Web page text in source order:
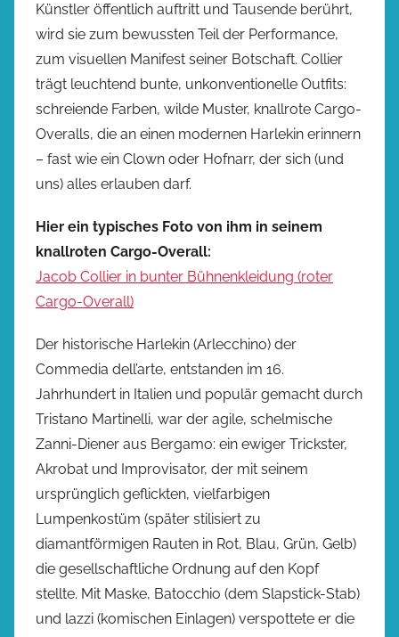
Künstler öffentlich auftritt und Tausende berührt,
wird sie zum bewussten Teil der Performance,
zum visuellen Manifest seiner Botschaft. Collier
trägt leuchtend bunte, unkonventionelle Outfits:
schreiende Farben, wilde Muster, knallrote Cargo-
Overalls, die an einen modernen Harlekin erinnern
– fast wie ein Clown oder Hofnarr, der sich (und
uns) alles erlauben darf.
Hier ein typisches Foto von ihm in seinem
knallroten Cargo-Overall:
Jacob Collier in bunter Bühnenkleidung (roter
Cargo-Overall)
Der historische Harlekin (Arlecchino) der
Commedia dell’arte, entstanden im 16.
Jahrhundert in Italien und populär gemacht durch
Tristano Martinelli, war der agile, schelmische
Zanni-Diener aus Bergamo: ein ewiger Trickster,
Akrobat und Improvisator, der mit seinem
ursprünglich geflickten, vielfarbigen
Lumpenkostüm (später stilisiert zu
diamantförmigen Rauten in Rot, Blau, Grün, Gelb)
die gesellschaftliche Ordnung auf den Kopf
stellte. Mit Maske, Batocchio (dem Slapstick-Stab)
und lazzi (komischen Einlagen) verspottete er die